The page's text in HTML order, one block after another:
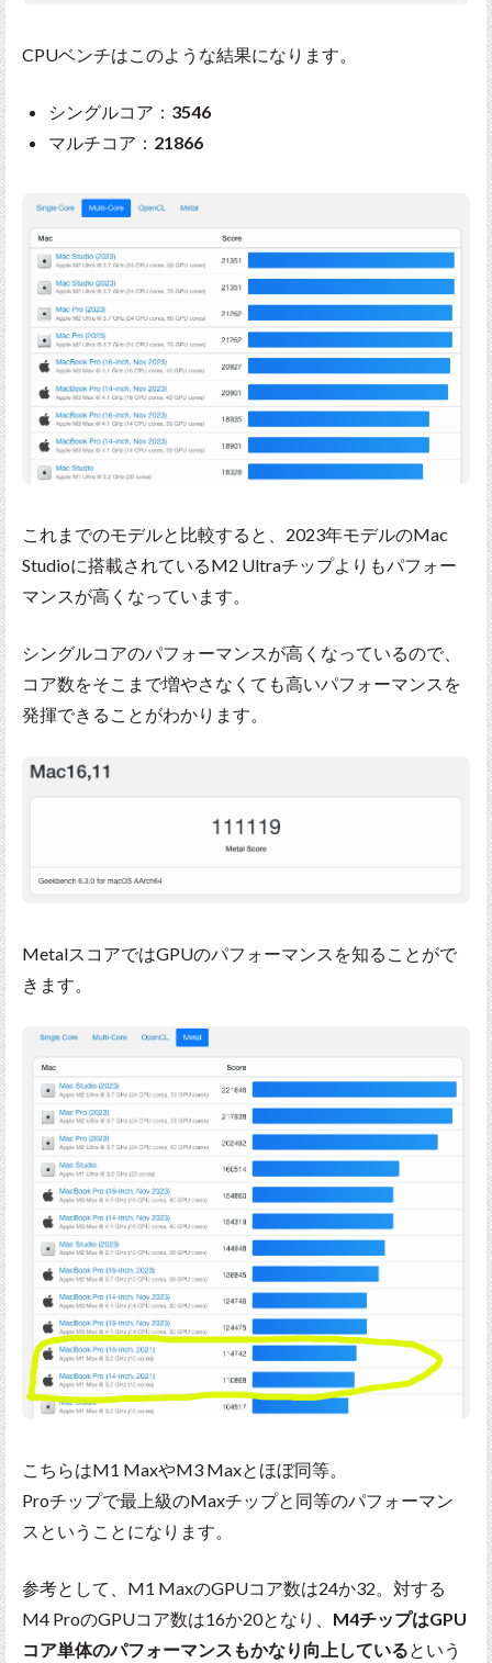
CPUベンチはこのような結果になります。
シングルコア： 3546
マルチコア： 21866
これまでのモデルと比較すると、2023年モデルのMac
Studioに搭載されているM2 Ultraチップよりもパフォー
マンスが高くなっています。
シングルコアのパフォーマンスが高くなっているので、
コア数をそこまで増やさなくても高いパフォーマンスを
発揮できることがわかります。
MetalスコアではGPUのパフォーマンスを知ることがで
きます。
こちらはM1 MaxやM3 Maxとほぼ同等。
Proチップで最上級のMaxチップと同等のパフォーマン
スということになります。
参考として、M1 MaxのGPUコア数は24か32。対する
M4 ProのGPUコア数は16か20となり、 M4チップはGPU
コア単体のパフォーマンスもかなり向上しているという